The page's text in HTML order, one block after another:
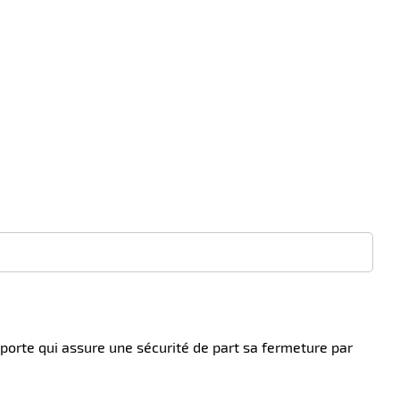
qui assure une sécurité de part sa fermeture par